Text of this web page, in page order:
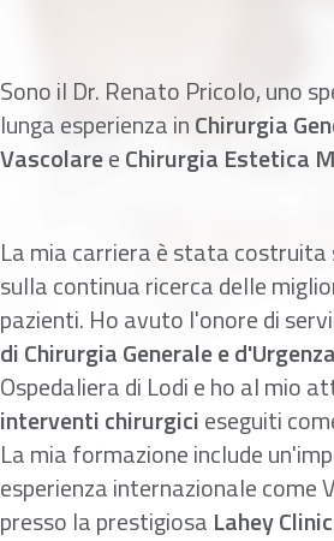
Sono il Dr. Renato Pricolo, uno
lunga esperienza inChirurgia
VascolareeChirurgia Estetica
La mia carriera è stata costruita
sulla continua ricerca delle
pazienti. Ho avuto l'onore di
di Chirurgia Generale e d'Urgenza
Ospedaliera di Lodi e ho al mio
interventi chirurgicieseguiti
La mia formazione include
esperienza internazionale come
presso la prestigiosa Lahey